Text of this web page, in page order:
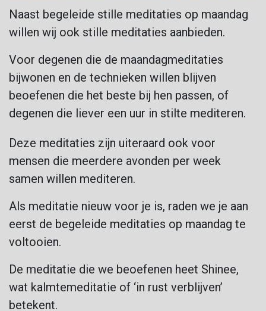
Naast begeleide stille meditaties op maandag
willen wij ook stille meditaties aanbieden.
Voor degenen die de maandagmeditaties
bijwonen en de technieken willen blijven
beoefenen die het beste bij hen passen, of
degenen die liever een uur in stilte mediteren.
Deze meditaties zijn uiteraard ook voor
mensen die meerdere avonden per week
samen willen mediteren.
Als meditatie nieuw voor je is, raden we je aan
eerst de begeleide meditaties op maandag te
voltooien.
De meditatie die we beoefenen heet Shinee,
wat kalmtemeditatie of ‘in rust verblijven’
betekent.